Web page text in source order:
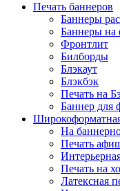
Печать баннеров
Баннеры
Баннеры на
Фронтлит
Билборды
Блэкаут
Блэкбэк
Печать на
Баннер для
На
Печать
Печать на
Латексная